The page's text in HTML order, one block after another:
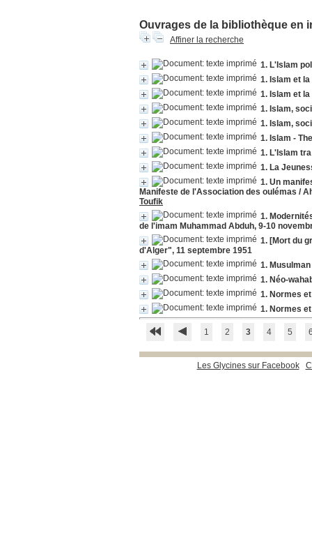
Ouvrages de la bibliothèque en
Affiner la recherche
1. L'Islam
1. Islam et
1. Islam et
1. Islam,
1. Islam,
1. Islam -
1. L'Islam
1. La
1. Un
Manifeste de l'Association des oulémas /
Toufik
1.
1. [Mort du
d'Alger", 11 septembre 1951
1.
1. Néo-
1. Normes
1. Normes
1 2 3 4 5
Les Glycines sur Facebook